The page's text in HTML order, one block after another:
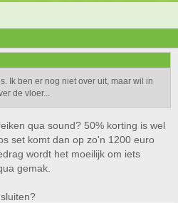
Ik ben er nog niet over uit, maar wil in
de vloer...
qua sound? 50% korting is wel
set komt dan op zo'n 1200 euro
wordt het moeilijk om iets
gemak.